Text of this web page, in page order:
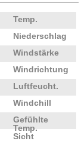
Temp.
Niederschlag
Windstärke
Windrichtung
Luftfeucht.
Windchill
Gefühlte
Temp.
Sicht